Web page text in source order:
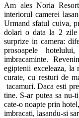
Am ales Noria
interiorul camerei
Urmand sfatul cuiva,
dolari o data la 2 zile
surprize in camera:
prosoapele
imbracaminte.
egiptenii exceleaza, la
curate, cu resturi de
tacamuri. Daca esti
tine. S-ar putea sa nu-
cate-o noapte prin
imbracati, lasandu-si